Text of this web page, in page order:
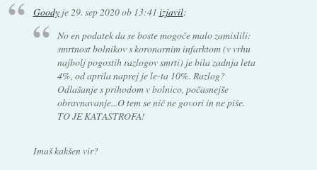
Goodyje29. sep 2020 ob 13:41 izjavil:
No en podatek da se boste mogoče malo zamislili:
smrtnost bolnikov s koronarnim infarktom (v vrhu
najbolj pogostih razlogov smrti) je bila zadnja leta
4%, od aprila naprej je le-ta 10%. Razlog?
Odlašanje s prihodom v bolnico, počasnejše
obravnavanje...O tem se nič ne govori in ne piše.
TO JE KATASTROFA!
Imaš kakšen vir?